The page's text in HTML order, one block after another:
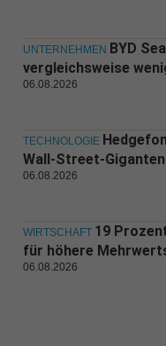
UNTERNEHMEN BYD
vergleichsweise
06.08.2026
TECHNOLOGIE
Wall-Street-Giganten
06.08.2026
WIRTSCHAFT 19
für höhere
06.08.2026